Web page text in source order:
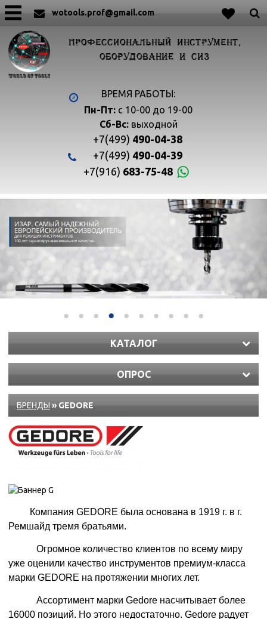
wotools.prof@gmail.com
ПРОФЕССИОНАЛЬНЫЙ ИНСТРУМЕНТ,
ОБОРУДОВАНИЕ И СИЗ
ВРЕМЯ РАБОТЫ:
Пн-Пт: с 10-00 до 19-00
Сб-Вс:выходной
+7(499) 490-04-38
+7(499) 490-04-39
+7(916) 683-75-48
 
КАТАЛОГ
ОПРОС
БРЕНДЫ » GEDORE
Компания GEDORE была основана в 1919 г. в г.
Ремшайд тремя братьями.
Огромное количество клиентов по всему миру
уже оценили качество инструментов премиум-класса
марки GEDORE на протяжении многих лет.
Ассортимент марки Gedore насчитывает более
16000 позиций. Но этого недостаточно. Gedore радует